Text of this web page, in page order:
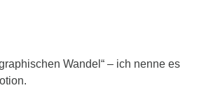
Wandel“ – ich nenne es